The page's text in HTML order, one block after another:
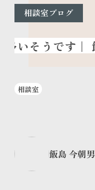
相談室ブログ
相談室
飯島 今朝男